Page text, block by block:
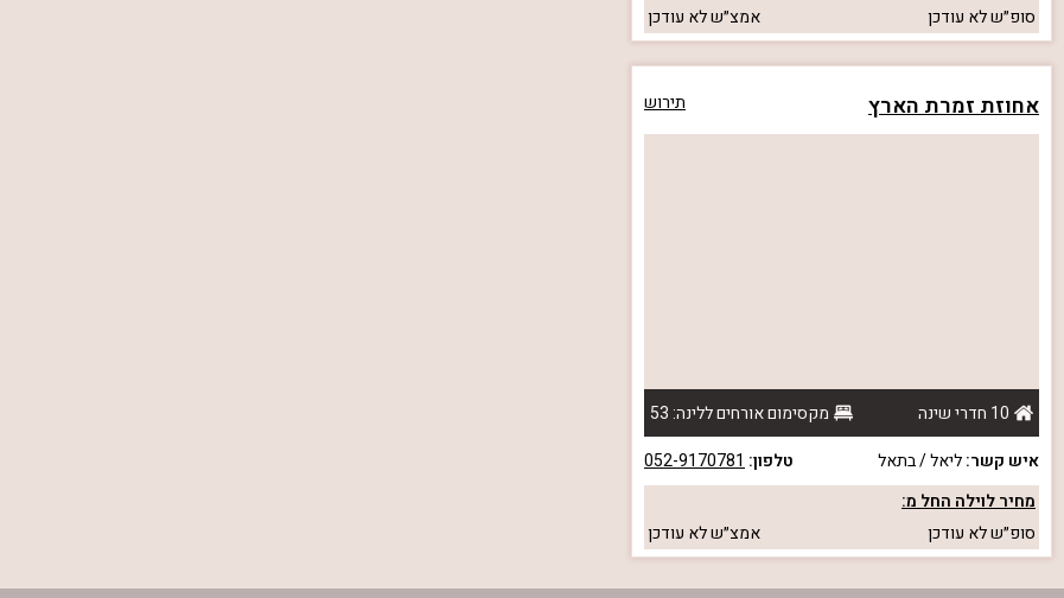
סופ״שלא עודכן אמצ״שלא עודכן
אחוזת זמרת הארץ תירוש
10 חדרי שינה
מקסימום אורחים ללינה: 53
איש קשר:ליאל / בתאל טלפון: 052-9170781
מחיר לוילה החל מ:
סופ״שלא עודכן אמצ״שלא עודכן